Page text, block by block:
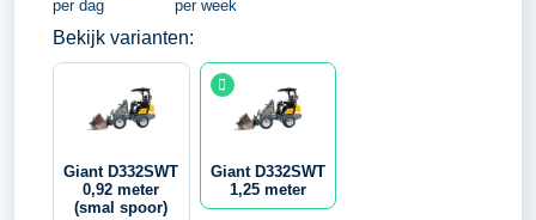
per dag per week
Bekijk varianten:
Giant D332SWT
0,92 meter
(smal spoor)
Giant D332SWT
1,25 meter